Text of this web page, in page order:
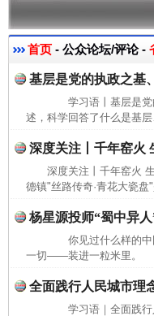
首页 - 公众论坛/评论 -
基层是党的执政之基
学习语丨基层是党
述，科学回答了什么是基
深度关注丨千年窑火
深度关注丨千年窑火
德镇"丝路传奇·青花大瓷
杨星源投师“蜀中异
你见过什么样的中
一切——装进一粒米里。
全面践行人民城市理
学习语｜全面践行
完善运行机制助力